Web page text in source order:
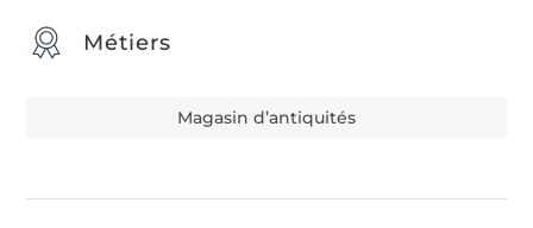
Métiers
Magasin d’antiquités